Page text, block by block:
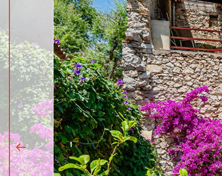
1 | 20